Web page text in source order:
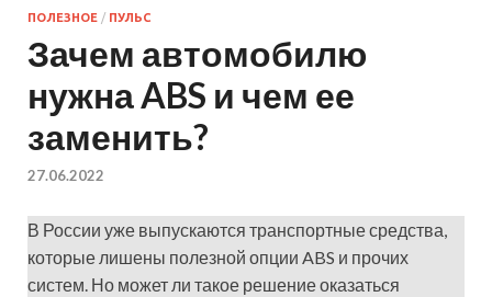
ПОЛЕЗНОЕ / ПУЛЬС
Зачем автомобилю
нужна ABS и чем ее
заменить?
27.06.2022
В России уже выпускаются транспортные средства,
которые лишены полезной опции ABS и прочих
систем. Но может ли такое решение оказаться